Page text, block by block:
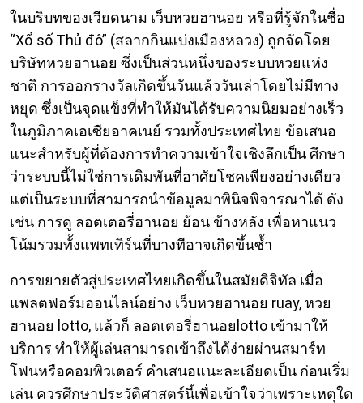
ในบริบทของเวียดนาม เว็บหวยฮานอย หรือที่รู้จักในชื่อ
“Xổ số Thủ đô” (สลากกินแบ่งเมืองหลวง) ถูกจัดโดย
บริษัทหวยฮานอย ซึ่งเป็นส่วนหนึ่งของระบบหวยแห่ง
ชาติ การออกรางวัลเกิดขึ้นวันแล้ววันเล่าโดยไม่มีทาง
หยุด ซึ่งเป็นจุดแข็งที่ทำให้มันได้รับความนิยมอย่างเร็ว
ในภูมิภาคเอเซียอาคเนย์ รวมทั้งประเทศไทย ข้อเสนอ
แนะสำหรับผู้ที่ต้องการทำความเข้าใจเชิงลึกเป็น ศึกษา
ว่าระบบนี้ไม่ใช่การเดิมพันที่อาศัยโชคเพียงอย่างเดียว
แต่เป็นระบบที่สามารถนำข้อมูลมาพินิจพิจารณาได้ ดัง
เช่น การดู ลอตเตอรี่ฮานอย ย้อน ข้างหลัง เพื่อหาแนว
โน้มรวมทั้งแพทเทิร์นที่บางทีอาจเกิดขึ้นซ้ำ
การขยายตัวสู่ประเทศไทยเกิดขึ้นในสมัยดิจิทัล เมื่อ
แพลตฟอร์มออนไลน์อย่าง เว็บหวยฮานอย ruay, หวย
ฮานอย lotto, แล้วก็ ลอตเตอรี่ฮานอยlotto เข้ามาให้
บริการ ทำให้ผู้เล่นสามารถเข้าถึงได้ง่ายผ่านสมาร์ท
โฟนหรือคอมพิวเตอร์ คำเสนอแนะละเอียดเป็น ก่อนเริ่ม
เล่น ควรศึกษาประวัติศาสตร์นี้เพื่อเข้าใจว่าเพราะเหตุใด